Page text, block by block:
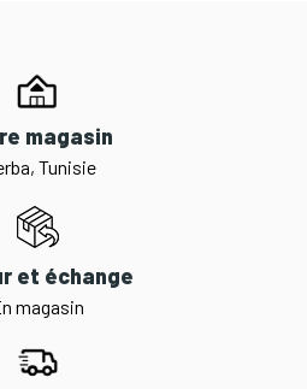
magasin
Tunisie
et échange
magasin